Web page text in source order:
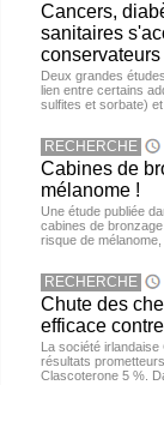
Cancers,
sanitaires
conservateurs
Deux grandes
lien entre certains
sulfites et sorbate)
RECHERCHE
Cabines de
mélanome !
Une étude publiée
cabines de
risque de
RECHERCHE
Chute des
efficace
La société
résultats
Clascoterone 5 %.